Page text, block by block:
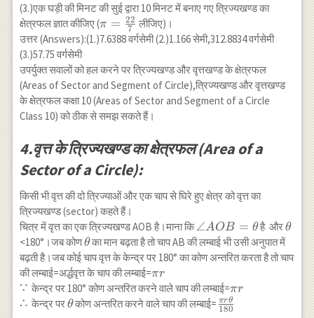
(3.)एक घड़ी की मिनट की सुई द्वारा 10 मिनट में बनाए गए त्रिज्यखण्ड का
क्षेत्रफल ज्ञात कीजिए (\pi=\frac{22}
{7}
π = 7
22 लीजिए)।
उत्तर (Answers):(1.)7.6388 वर्गसेमी (2.)1.166 सेमी,312.8834 वर्गसेमी
(3.)57.75 वर्गसेमी
उपर्युक्त सवालों को हल करने पर त्रिज्यखण्ड और वृत्तखण्ड के क्षेत्रफल
(Areas of Sector and Segment of Circle),त्रिज्यखण्ड और वृत्तखण्ड
के क्षेत्रफल कक्षा 10 (Areas of Sector and Segment of a Circle
Class 10) को ठीक से समझ सकते हैं।
4.वृत्त के त्रिज्यखण्ड का क्षेत्रफल (Area of a
Sector of a Circle):
किसी भी वृत्त की दो त्रिज्याओं और एक चाप से घिरे हुए क्षेत्र को वृत्त का
त्रिज्यखण्ड (sector) कहते हैं।
चित्र में वृत्त का एक त्रिज्यखण्ड AOB है।माना कि\angle
AOB=\theta
∠AOB = θहै औरθ
<180°।जब कोण\theta
θका मान बढ़ता है तो चाप AB की लम्बाई भी उसी अनुपात में
बढ़ती है।जब कोई चाप वृत्त के केन्द्र पर 180° का कोण अन्तरित करता है तो चाप
की लम्बाई=अर्द्धवृत्त के चाप की लम्बाई=\pi
r
πr
\because
∵केन्द्र पर 180° कोण अन्तरित करने वाले चाप की लम्बाई=\pi
r
πr
\therefore
∴केन्द्र पर\theta
θकोण अन्तरित करने वाले चाप की लम्बाई= \frac{\pi
180
πrθ